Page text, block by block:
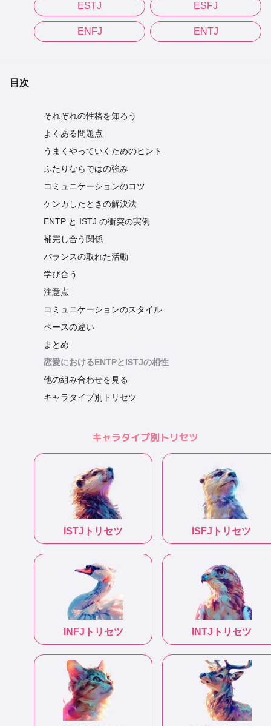
ESTJ ESFJ
ENFJ ENTJ
目次
それぞれの性格を知ろう
よくある問題点
うまくやっていくためのヒント
ふたりならではの強み
コミュニケーションのコツ
ケンカしたときの解決法
ENTP と ISTJ の衝突の実例
補完し合う関係
バランスの取れた活動
学び合う
注意点
コミュニケーションのスタイル
ペースの違い
まとめ
恋愛におけるENTPとISTJの相性
他の組み合わせを見る
キャラタイプ別トリセツ
キャラタイプ別トリセツ
ISTJ トリセツ ISFJ トリセツ
INFJ トリセツ INTJ トリセツ